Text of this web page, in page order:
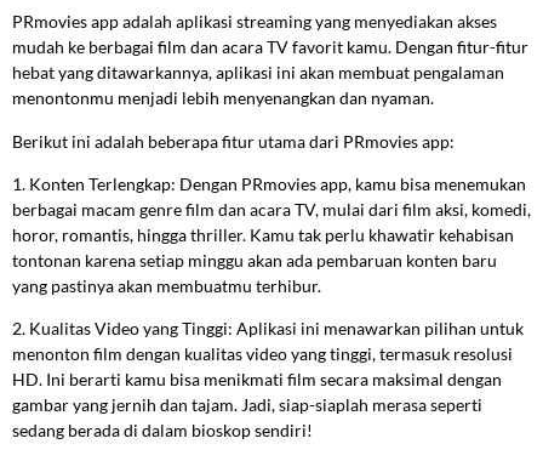
PRmovies app adalah aplikasi streaming yang menyediakan akses
mudah ke berbagai film dan acara TV favorit kamu. Dengan fitur-fitur
hebat yang ditawarkannya, aplikasi ini akan membuat pengalaman
menontonmu menjadi lebih menyenangkan dan nyaman.
Berikut ini adalah beberapa fitur utama dari PRmovies app:
1. Konten Terlengkap: Dengan PRmovies app, kamu bisa menemukan
berbagai macam genre film dan acara TV, mulai dari film aksi, komedi,
horor, romantis, hingga thriller. Kamu tak perlu khawatir kehabisan
tontonan karena setiap minggu akan ada pembaruan konten baru
yang pastinya akan membuatmu terhibur.
2. Kualitas Video yang Tinggi: Aplikasi ini menawarkan pilihan untuk
menonton film dengan kualitas video yang tinggi, termasuk resolusi
HD. Ini berarti kamu bisa menikmati film secara maksimal dengan
gambar yang jernih dan tajam. Jadi, siap-siaplah merasa seperti
sedang berada di dalam bioskop sendiri!